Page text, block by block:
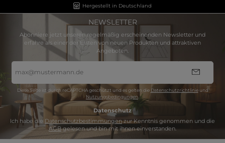
Hergestellt in Deutschland
NEWSLETTER
Abonniere jetzt unseren regelmäßig erscheinenden Newsletter und
erfahre als einer der Ersten von neuen Produkten und attraktiven
Angeboten.
Mail-
Adresse
Diese Seite ist durch reCAPTCHA geschützt und es gelten die Datenschutzrichtlinieund
Nutzungsbedingungen.
Datenschutz
Ich habe die Datenschutzbestimmungenzur Kenntnis genommen und die
AGBgelesen und bin mit ihnen einverstanden.